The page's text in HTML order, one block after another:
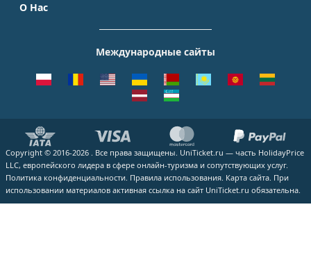
Краснодар
Казань
Чехия
Emirates
ВСЕ АВИАКОМПАНИИ
Шереметьево
Кольцово
Курумоч
ВСЕ АЭРОПОРТЫ
Москва - Сочи
Москва - Симферополь
Москва - Ереван
Москва - Калининград
Москва - Екатеринбург
Москва - Махачкала
ВСЕ НАПРАВЛЕНИЯ
О Нас
Помощь
Вакансии
Блог
Как купить билет
Международные сайты
Copyright © 2016-2026 . Все права защищены. UniTicket.ru — часть HolidayPrice
LLC, европейского лидера в сфере онлайн-туризма и сопутствующих услуг.
Политика конфиденциальности. Правила использования. Карта сайта. При
использовании материалов активная ссылка на сайт UniTicket.ru обязательна.